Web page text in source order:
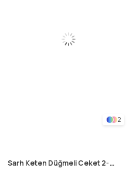
2
Sarh Keten Düğmeli Ceket 2-6